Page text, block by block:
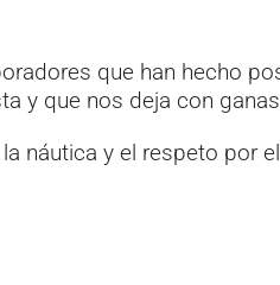
que han hecho
y que nos deja con
náutica y el respeto por